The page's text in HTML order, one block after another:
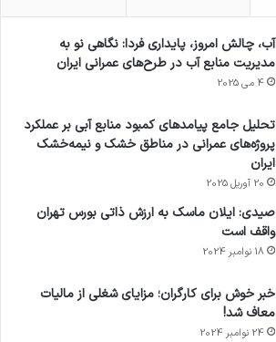
آب، چالش امروز، پایداری فردا: نگاهی نو به
مدیریت منابع آب در طرح‌های عمرانی ایران
4 می 2025
تحلیل جامع پیامدهای کمبود منابع آبی بر عملکرد
پروژه‌های عمرانی در مناطق خشک و نیمه‌خشک
ایران
20 آوریل 2025
صیدی: ایلان ماسک به ارزش ذاتی بورس تهران
واقف است
18 نوامبر 2024
خبر خوش برای کارگران؛ مزایای شغلی از مالیات
معاف شد!
24 نوامبر 2024